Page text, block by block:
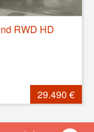
RWD HD
29.490 €